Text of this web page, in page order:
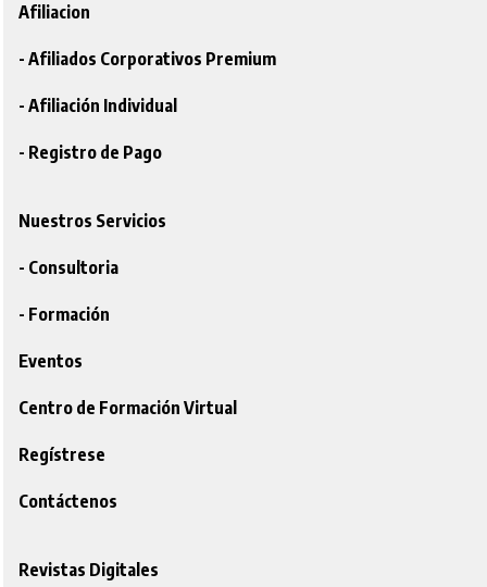
Afiliacion
- Afiliados Corporativos Premium
- Afiliación Individual
- Registro de Pago
Nuestros Servicios
- Consultoria
- Formación
Eventos
Centro de Formación Virtual
Regístrese
Contáctenos
Revistas Digitales